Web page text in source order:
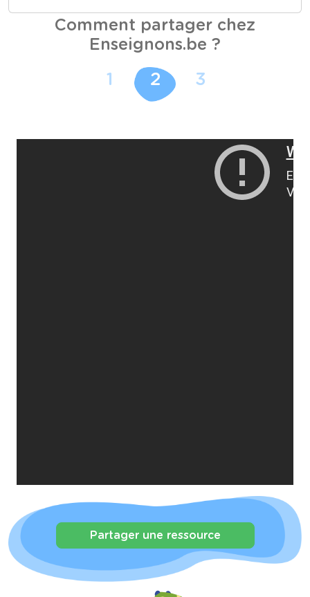
Comment partager chez
Enseignons.be ?
1 2 3
Partager une ressource